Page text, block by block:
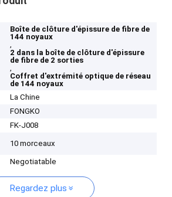
Boîte de clôture d'épissure de fibre de
144 noyaux
,
2 dans la boîte de clôture d'épissure
de fibre de 2 sorties
,
Coffret d'extrémité optique de réseau
de 144 noyaux
La Chine
FONGKO
FK-J008
10 morceaux
Negotiatable
Regardez plus